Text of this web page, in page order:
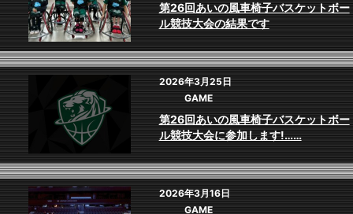
第26回あいの風車椅子バスケットボー
ル競技大会の結果です
2026年3月25日
GAME
第26回あいの風車椅子バスケットボー
ル競技大会に参加します!……
2026年3月16日
GAME